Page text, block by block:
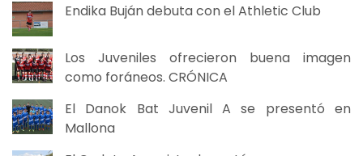
Endika Buján debuta con el Athletic Club
Los Juveniles ofrecieron buena imagen
como foráneos. CRÓNICA
El Danok Bat Juvenil A se presentó en
Mallona